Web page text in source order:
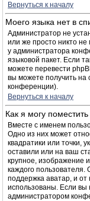
Вернуться к началу
Моего языка нет в
Администратор не
или же просто никто
у администратора
языковой пакет. Если
можете перевести
вы можете получить на
конференции).
Вернуться к началу
Как я могу
Вместе с именем
Одно из них может
квадратики или точки,
оставили или на ваш
крупное, изображение
каждого пользователя.
поддержка аватар, и от
использованы. Если вы
администратором